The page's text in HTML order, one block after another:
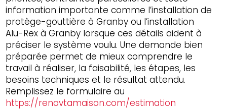
information importante comme l’installation de
protège-gouttière à Granby ou l’installation
Alu-Rex à Granby lorsque ces détails aident à
préciser le système voulu. Une demande bien
préparée permet de mieux comprendre le
travail à réaliser, la faisabilité, les étapes, les
besoins techniques et le résultat attendu.
Remplissez le formulaire au
https://renovtamaison.com/estimation